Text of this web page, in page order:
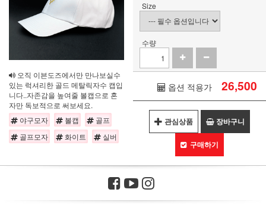
오직 이븐도즈에서만 만나보실수
있는 럭셔리한 골드 메탈릭자수 캡입
니다..자존감을 높여줄 볼캡으로 혼
자만 독보적으로 써보세요.
야구모자
볼캡
골프
골프모자
화이트 실버
Size
수량
옵션 적용가 26,500
관심상품 장바구니
구매하기